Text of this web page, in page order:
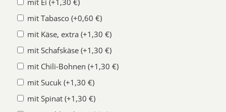
mit Ei (+1,30 €)
mit Tabasco (+0,60 €)
mit Käse, extra (+1,30 €)
mit Schafskäse (+1,30 €)
mit Chili-Bohnen (+1,30 €)
mit Sucuk (+1,30 €)
mit Spinat (+1,30 €)